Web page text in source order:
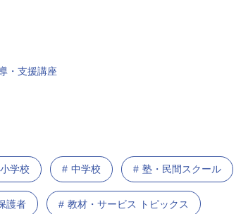
・支援講座
小学校 中学校 塾・民間スクール
護者 教材・サービス トピックス